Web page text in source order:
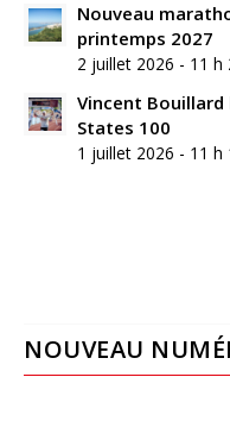
Nouveau
printemps 2027
2 juillet 2026 - 11 h
Vincent
States 100
1 juillet 2026 - 11 h
NOUVEAU